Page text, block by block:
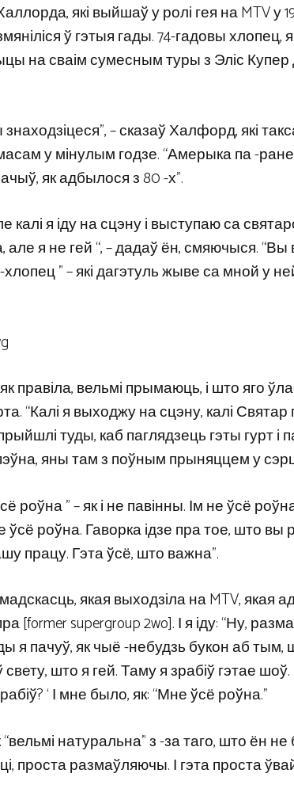
які выйшаў у ролі гея на MTV у
ў гэтыя гады. 74-гадовы хлопец,
на сваім сумесным туры з Эліс
– сказаў Халфорд, які
у мінулым годзе. “Амерыка па -
як адбылося з 80 -х”.
калі я іду на сцэну і выступаю са
я не гей “, – дадаў ён, смяючыся. “Вы
” – які дагэтуль жыве са мной у
вельмі прымаюць, і што яго
“Калі я выходжу на сцэну, калі Святар
туды, каб паглядзець гэты гурт і
яны там з поўным прыняццем у
роўна ” – як і не павінны. Ім не ўсё
ўсё роўна. Гаворка ідзе пра тое, што вы
працу. Гэта ўсё, што важна”.
якая выходзіла на MTV, якая
supergroup 2wo]. І я іду: “Ну,
я пачуў, як чыё -небудзь букон аб
што я гей. Таму я зрабіў гэтае
‘ І мне было, як: “Мне ўсё роўна.”
натуральна” з -за таго, што ён
проста размаўляючы. І гэта проста